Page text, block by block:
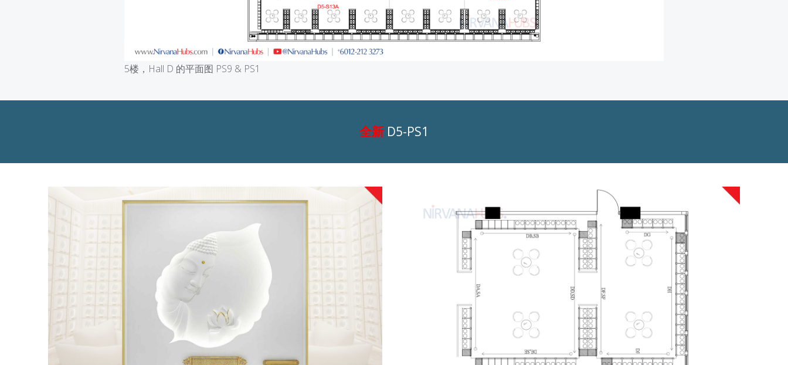
5楼，Hall D 的平面图 PS9 & PS1
全新 D5-PS1